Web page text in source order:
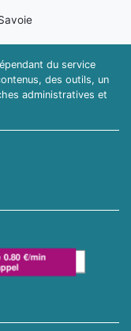
du service
des outils, un
administratives et